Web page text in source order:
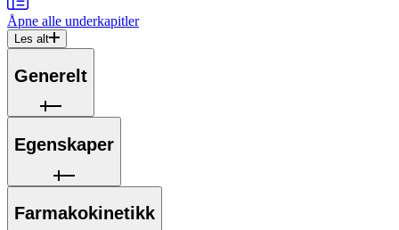
Åpne alle underkapitler
Les alt
Generelt
Egenskaper
Farmakokinetikk